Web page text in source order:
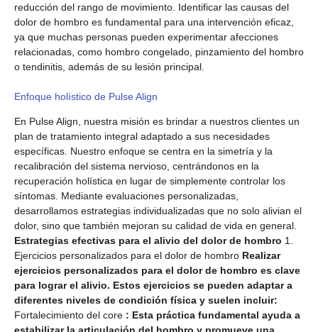
reducción del rango de movimiento. Identificar las causas del
dolor de hombro es fundamental para una intervención eficaz,
ya que muchas personas pueden experimentar afecciones
relacionadas, como hombro congelado, pinzamiento del hombro
o tendinitis, además de su lesión principal.
Enfoque holístico de Pulse Align
En Pulse Align, nuestra misión es brindar a nuestros clientes un
plan de tratamiento integral adaptado a sus necesidades
específicas. Nuestro enfoque se centra en la simetría y la
recalibración del sistema nervioso, centrándonos en la
recuperación holística en lugar de simplemente controlar los
síntomas. Mediante evaluaciones personalizadas,
desarrollamos estrategias individualizadas que no solo alivian el
dolor, sino que también mejoran su calidad de vida en general.
Estrategias efectivas para el alivio del dolor de hombro 1.
Ejercicios personalizados para el dolor de hombro Realizar
ejercicios personalizados para el dolor de hombro es clave
para lograr el alivio. Estos ejercicios se pueden adaptar a
diferentes niveles de condición física y suelen incluir:
Fortalecimiento del core : Esta práctica fundamental ayuda a